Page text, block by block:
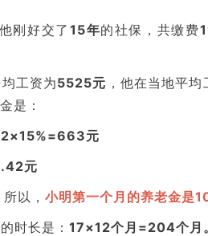
刚好交了 15年的社保，共缴费
工资为5525元 ，他在当地平
是：
元
元
所以， 小明第一个月的养老金是
时长是： 17×12个月=204个月。